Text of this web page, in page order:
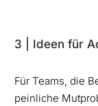
3 | Ideen für
Für Teams, die
peinliche